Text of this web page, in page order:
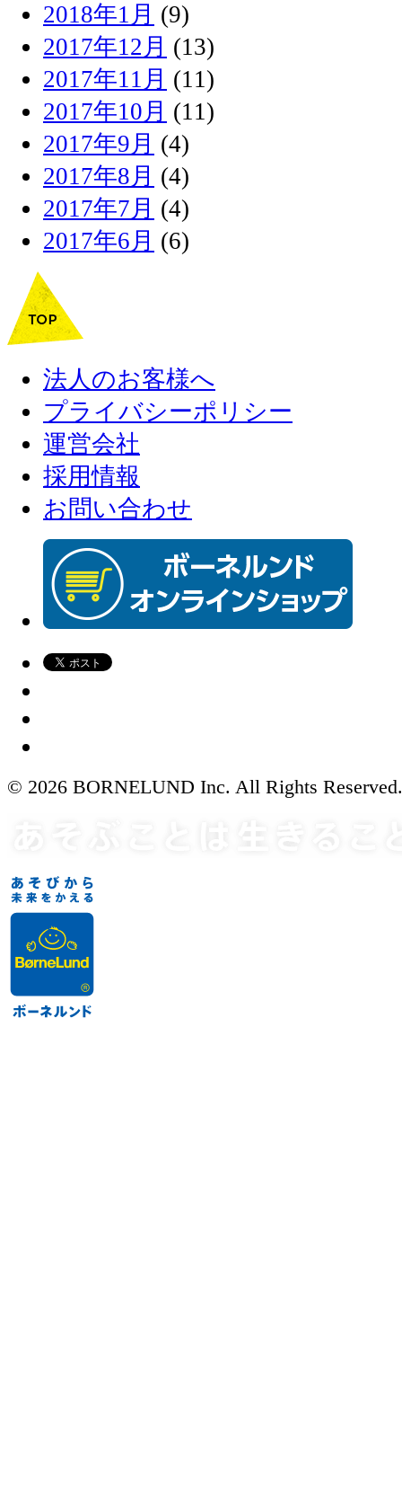
2018年1月 (9)
2017年12月 (13)
2017年11月 (11)
2017年10月 (11)
2017年9月 (4)
2017年8月 (4)
2017年7月 (4)
2017年6月 (6)
法人のお客様へ
プライバシーポリシー
運営会社
採用情報
お問い合わせ
© 2026 BORNELUND Inc. All Rights Reserved.